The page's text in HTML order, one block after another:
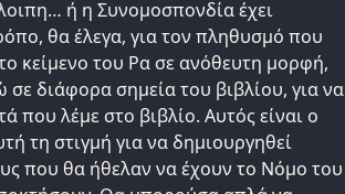
ή η Συνομοσπονδία έχει
θα έλεγα, για τον πληθυσμό που
κείμενο του Ρα σε ανόθευτη μορφή,
διάφορα σημεία του βιβλίου, για να
που λέμε στο βιβλίο. Αυτός είναι ο
τη στιγμή για να δημιουργηθεί
που θα ήθελαν να έχουν το Νόμο του